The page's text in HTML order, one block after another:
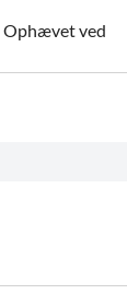
Ophævet ved